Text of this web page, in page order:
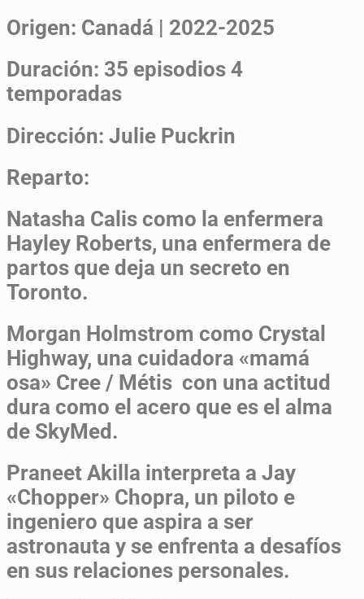
Origen: Canadá | 2022-2025
Duración: 35 episodios 4
temporadas
Dirección: Julie Puckrin
Reparto:
Natasha Calis como la enfermera
Hayley Roberts, una enfermera de
partos que deja un secreto en
Toronto.
Morgan Holmstrom como Crystal
Highway, una cuidadora «mamá
osa» Cree / Métis con una actitud
dura como el acero que es el alma
de SkyMed.
Praneet Akilla interpreta a Jay
«Chopper» Chopra, un piloto e
ingeniero que aspira a ser
astronauta y se enfrenta a desafíos
en sus relaciones personales.